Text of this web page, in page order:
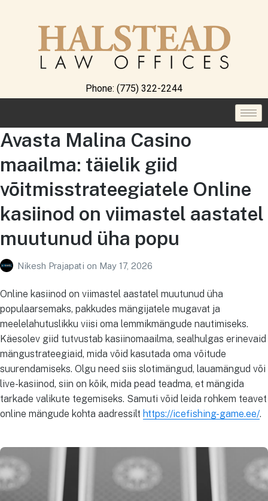
Phone: (775) 322-2244
Avasta Malina Casino
maailma: täielik giid
võitmisstrateegiatele Online
kasiinod on viimastel aastatel
muutunud üha popu
Nikesh Prajapati on May 17, 2026
Online kasiinod on viimastel aastatel muutunud üha
populaarsemaks, pakkudes mängijatele mugavat ja
meelelahutuslikku viisi oma lemmikmängude nautimiseks.
Käesolev giid tutvustab kasiinomaailma, sealhulgas erinevaid
mängustrateegiaid, mida võid kasutada oma võitude
suurendamiseks. Olgu need siis slotimängud, lauamängud või
live-kasiinod, siin on kõik, mida pead teadma, et mängida
tarkade valikute tegemiseks. Samuti võid leida rohkem teavet
online mängude kohta aadressilt https://icefishing-game.ee/.